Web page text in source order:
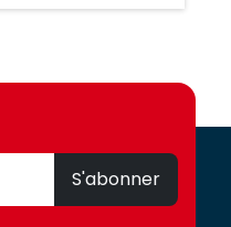
S'abonner